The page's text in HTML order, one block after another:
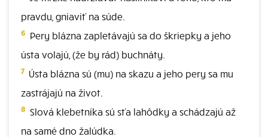
pravdu, gniaviť na súde.
6 Pery blázna zapletávajú sa do škriepky a jeho
ústa volajú, (že by rád) buchnáty.
7 Ústa blázna sú (mu) na skazu a jeho pery sa mu
zastrájajú na život.
8 Slová klebetníka sú sťa lahôdky a schádzajú až
na samé dno žalúdka.